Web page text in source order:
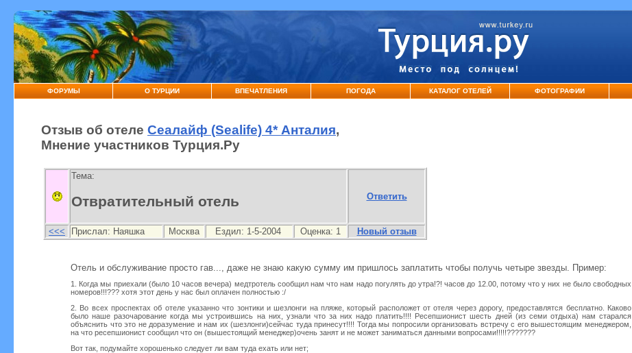
ФОРУМЫ О ТУРЦИИ ВПЕЧАТЛЕНИЯ ПОГОДА КАТАЛОГ ОТЕЛЕЙ ФОТОГРАФИИ
Отзыв об отеле Сеалайф (Sealife) 4* Анталия,
Мнение участников Турция.Ру
Тема:
Отвратительный отель Ответить
<<< Прислал: Наяшка Москва Ездил: 1-5-2004 Оценка: 1 Новый отзыв
Отель и обслуживание просто гав..., даже не знаю какую сумму им пришлось заплатить чтобы получь четыре звезды. Пример:
1. Когда мы приехали (было 10 часов вечера) медтротель сообщил нам что нам надо погулять до утра!?! часов до 12.00, потому что у них не было свободных
номеров!!!??? хотя этот день у нас был оплачен полностью :/
2. Во всех проспектах об отеле указанно что зонтики и шезлонги на пляже, который расположет от отеля через дорогу, предоставлятся бесплатно. Каково
было наше разочарование когда мы устроившись на них, узнали что за них надо платить!!!! Ресепшионист шесть дней (из семи отдыха) нам старался
объяснить что это не доразумение и нам их (шезлонги)сейчас туда принесут!!!! Тогда мы попросили организовать встречу с его вышестоящим менеджером,
на что ресепшионист сообщил что он (вышестоящий менеджер)очень занят и не может заниматься данными вопросами!!!!!???????
Вот так, подумайте хорошенько следует ли вам туда ехать или нет;